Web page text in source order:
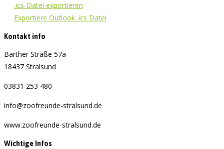
.ics-Datei exportieren
Exportiere Outlook .ics Datei
Kontakt info
Barther Straße 57a
18437 Stralsund
03831 253 480
info@zoofreunde-stralsund.de
www.zoofreunde-stralsund.de
Wichtige Infos